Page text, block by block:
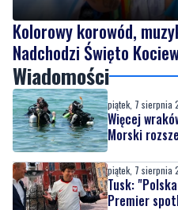
Kolorowy korowód,
Nadchodzi Święto
Wiadomości
piątek, 7 sierpnia
Więcej
Morski
piątek, 7 sierpnia
Tusk:
Premier